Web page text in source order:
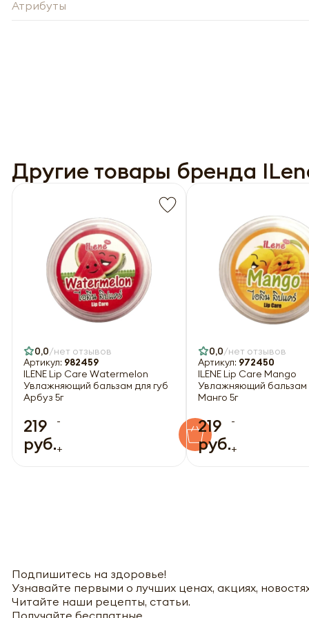
Атрибуты
Другие товары бренда
0,0 нет отзывов
Артикул: 982459
ILENE Lip Care Watermelon
Увлажняющий бальзам для губ
Арбуз 5г
219
руб.
-
+
0,0 нет отзывов
Артикул: 972450
ILENE Lip Care Mango
Увлажняющий бальзам
Манго 5г
219
руб.
-
+
Подпишитесь на здоровье!
Узнавайте первыми о лучших ценах, акциях,
Читайте наши рецепты, статьи.
Получайте бесплатные
года
года